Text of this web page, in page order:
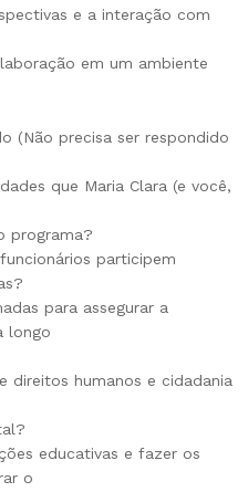
e a interação com
em um ambiente
(Não precisa ser respondido
que Maria Clara (e você,
programa?
participem
para assegurar a
longo
direitos humanos e cidadania
educativas e fazer os
o